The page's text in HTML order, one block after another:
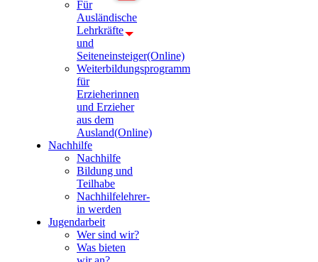
Für
Ausländische
Lehrkräfte
und
Seiteneinsteiger(Online)
Weiterbildungsprogramm
für
Erzieherinnen
und Erzieher
aus dem
Ausland(Online)
Nachhilfe
Nachhilfe
Bildung und
Teilhabe
Nachhilfelehrer-
in werden
Jugendarbeit
Wer sind wir?
Was bieten